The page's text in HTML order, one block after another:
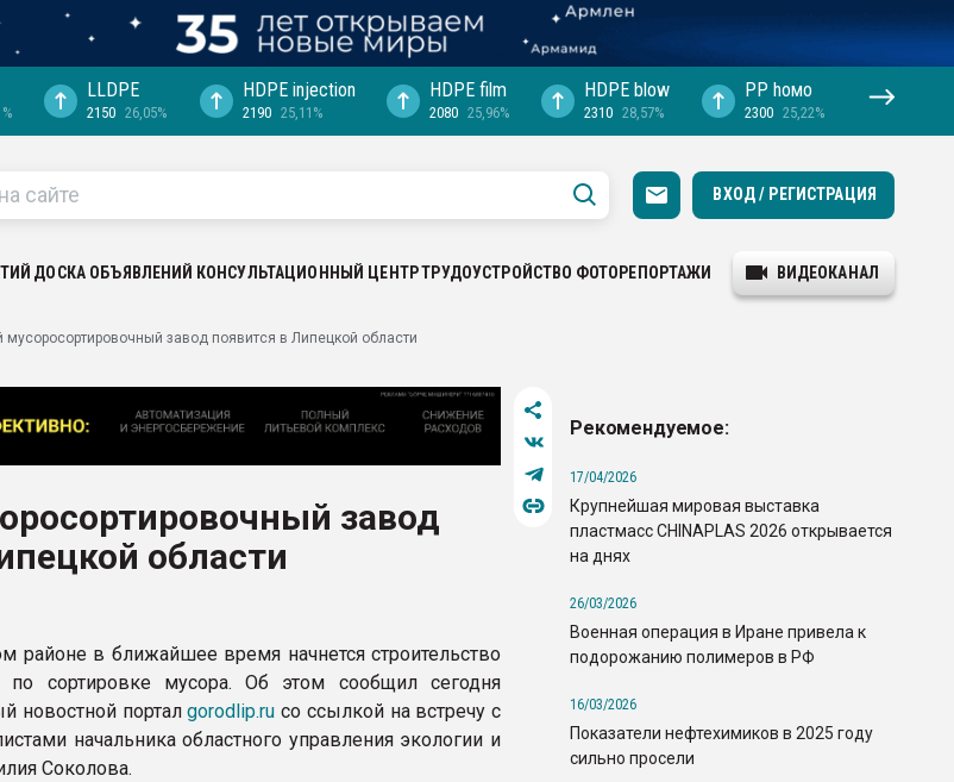
LLDPE
2150 26,05%
HDPE injection
2190 25,11%
HDPE film
2080 25,96%
HDPE blow
2310 28,57%
PP hомо
2300 25,22%
ВХОД / РЕГИСТРАЦИЯ
ДОСКА ОБЪЯВЛЕНИЙ КОНСУЛЬТАЦИОННЫЙ ЦЕНТРТРУДОУСТРОЙСТВО ФОТОРЕПОРТАЖИ ВИДЕОКАНАЛ
мусоросортировочный завод появится в Липецкой области
завод
области
районе в ближайшее время начнется строительство
по сортировке мусора. Об этом сообщил сегодня
новостной порталgorodlip.ru со ссылкой на встречу с
начальника областного управления экологии и
Соколова.
Рекомендуемое:
17/04/2026
Крупнейшая мировая выставка
пластмасс CHINAPLAS 2026 открывается
на днях
26/03/2026
Военная операция в Иране привела к
подорожанию полимеров в РФ
16/03/2026
Показатели нефтехимиков в 2025 году
сильно просели